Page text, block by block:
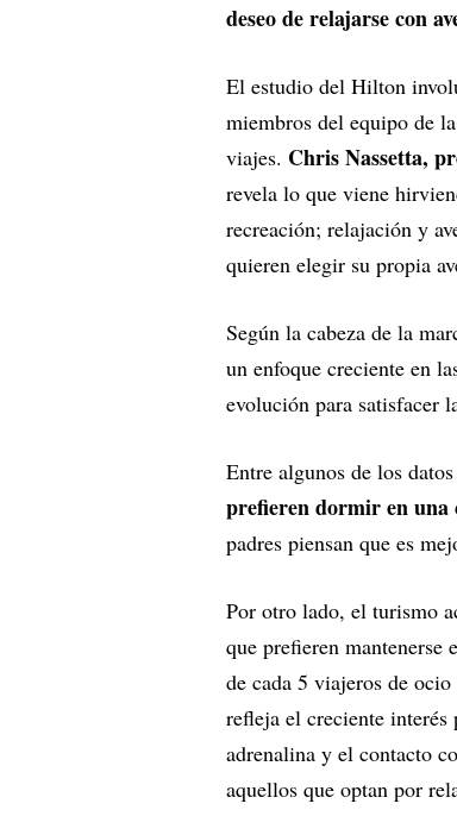
deseo de relajarse con
El estudio del Hilton
miembros del equipo de
viajes. Chris Nassetta,
revela lo que viene
recreación; relajación y
quieren elegir su propia
Según la cabeza de la
un enfoque creciente en
evolución para satisfacer
Entre algunos de los
prefieren dormir en una
padres piensan que es
Por otro lado, el turismo
que prefieren mantenerse
de cada 5 viajeros de
refleja el creciente interés
adrenalina y el contacto
aquellos que optan por